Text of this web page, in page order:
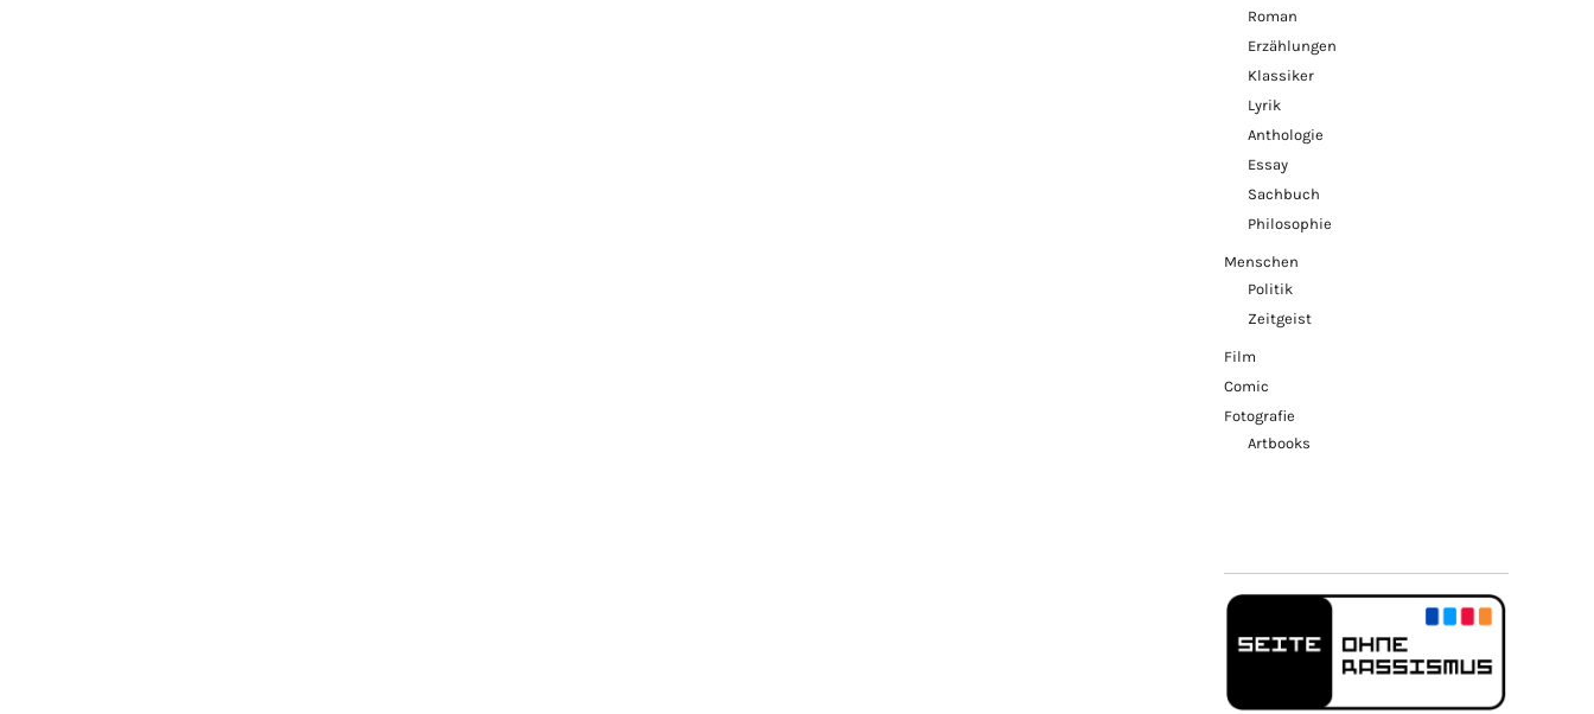
Roman
Erzählungen
Klassiker
Lyrik
Anthologie
Essay
Sachbuch
Philosophie
Menschen
Politik
Zeitgeist
Film
Comic
Fotografie
Artbooks